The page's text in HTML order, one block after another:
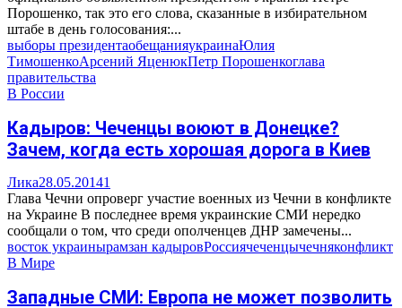
Порошенко, так это его слова, сказанные в избирательном
штабе в день голосования:...
выборы президентаобещанияукраинаЮлия
ТимошенкоАрсений ЯценюкПетр Порошенкоглава
правительства
В России
Кадыров: Чеченцы воюют в Донецке?
Зачем, когда есть хорошая дорога в Киев
Лика28.05.20141
Глава Чечни опроверг участие военных из Чечни в конфликте
на Украине В последнее время украинские СМИ нередко
сообщали о том, что среди ополченцев ДНР замечены...
восток украинырамзан кадыровРоссиячеченцычечняконфликт
В Мире
Западные СМИ: Европа не может позволить